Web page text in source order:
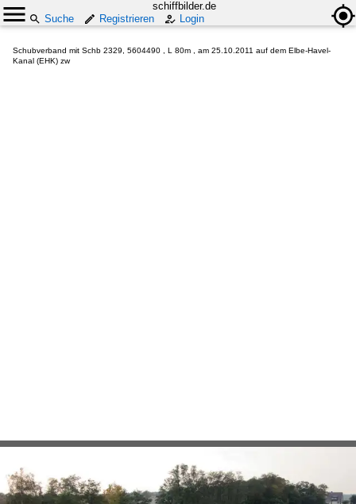
schiffbilder.de
Suche
Registrieren Login
Schubverband mit Schb 2329, 5604490 , L 80m , am 25.10.2011 auf dem Elbe-Havel-
Kanal (EHK) zw